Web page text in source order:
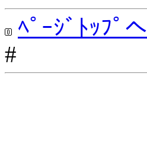
ﾍﾟｰｼﾞﾄｯﾌﾟへ
#